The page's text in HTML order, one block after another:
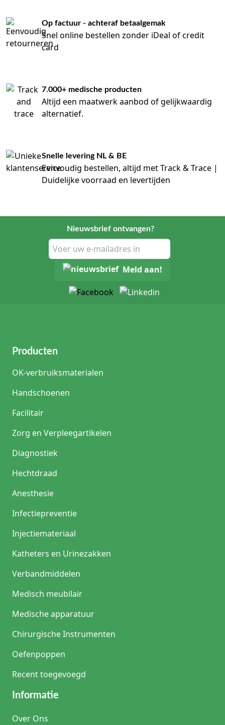
Op factuur - achteraf betaalgemak
Snel online bestellen zonder iDeal of credit
card
7.000+ medische producten
Altijd een maatwerk aanbod of gelijkwaardig
alternatief.
Snelle levering NL & BE
Eenvoudig bestellen, altijd met Track & Trace |
Duidelijke voorraad en levertijden
Nieuwsbrief ontvangen?
Meld aan!
Producten
OK-verbruiksmaterialen
Handschoenen
Facilitair
Zorg en Verpleegartikelen
Diagnostiek
Hechtdraad
Anesthesie
Infectiepreventie
Injectiemateriaal
Katheters en Urinezakken
Verbandmiddelen
Medisch meubilair
Medische apparatuur
Chirurgische Instrumenten
Oefenpoppen
Recent toegevoegd
Informatie
Over Ons